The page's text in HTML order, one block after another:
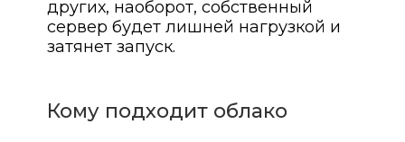
других, наоборот, собственный
сервер будет лишней нагрузкой и
затянет запуск.
Кому подходит облако